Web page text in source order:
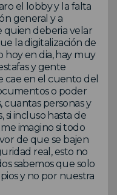
el lobby y la falta
general y a
quien deberia velar
la digitalización de
hoy en dia, hay muy
y gente
cae en el cuento del
o poder
personas y
si incluso hasta de
imagino si todo
de que se bajen
real, esto no
sabemos que solo
y no por nuestra